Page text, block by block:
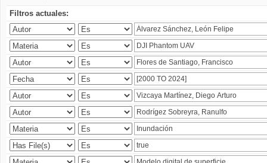
Filtros actuales: